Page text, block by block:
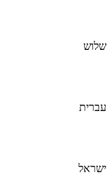
שלוש
עברית
ישראל